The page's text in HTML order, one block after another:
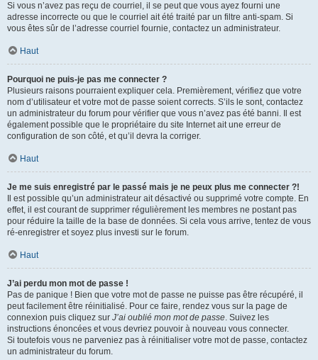
Si vous n’avez pas reçu de courriel, il se peut que vous ayez fourni une
adresse incorrecte ou que le courriel ait été traité par un filtre anti-spam. Si
vous êtes sûr de l’adresse courriel fournie, contactez un administrateur.
Haut
Pourquoi ne puis-je pas me connecter ?
Plusieurs raisons pourraient expliquer cela. Premièrement, vérifiez que votre
nom d’utilisateur et votre mot de passe soient corrects. S’ils le sont, contactez
un administrateur du forum pour vérifier que vous n’avez pas été banni. Il est
également possible que le propriétaire du site Internet ait une erreur de
configuration de son côté, et qu’il devra la corriger.
Haut
Je me suis enregistré par le passé mais je ne peux plus me connecter ?!
Il est possible qu’un administrateur ait désactivé ou supprimé votre compte. En
effet, il est courant de supprimer régulièrement les membres ne postant pas
pour réduire la taille de la base de données. Si cela vous arrive, tentez de vous
ré-enregistrer et soyez plus investi sur le forum.
Haut
J’ai perdu mon mot de passe !
Pas de panique ! Bien que votre mot de passe ne puisse pas être récupéré, il
peut facilement être réinitialisé. Pour ce faire, rendez vous sur la page de
connexion puis cliquez sur J’ai oublié mon mot de passe. Suivez les
instructions énoncées et vous devriez pouvoir à nouveau vous connecter.
Si toutefois vous ne parveniez pas à réinitialiser votre mot de passe, contactez
un administrateur du forum.